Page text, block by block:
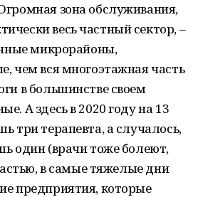
зона обслуживания,
весь частный сектор, –
микрорайоны,
чем вся многоэтажная часть
в большинстве своем
А здесь в 2020 году на 13
три терапевта, а случалось,
один (врачи тоже болеют,
в самые тяжелые дни
предприятия, которые